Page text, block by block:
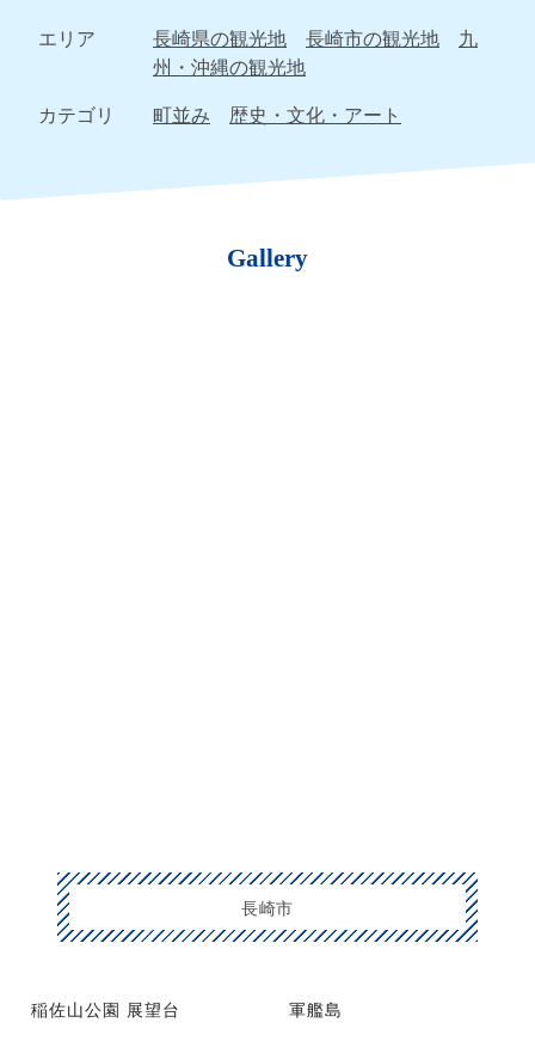
エリア 長崎県の観光地 長崎市の観光地
九
州・沖縄の観光地
カテゴリ
町並み 歴史・文化・アート
Gallery
長崎市
稲佐山公園 展望台 軍艦島